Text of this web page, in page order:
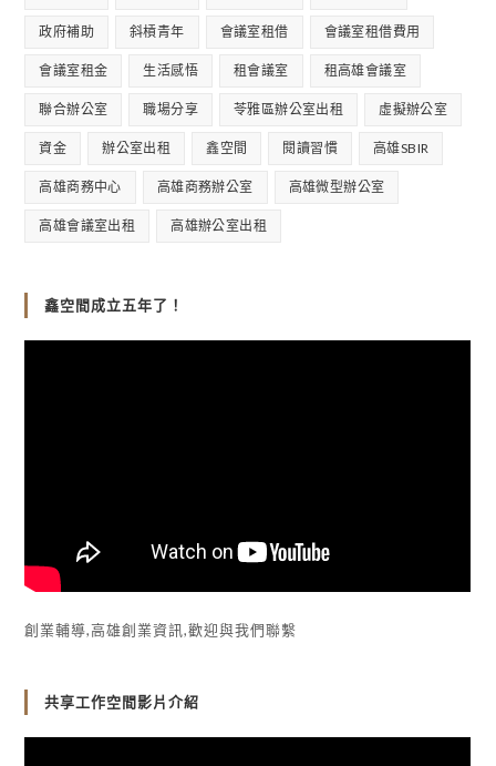
政府補助 斜槓青年 會議室租借 會議室租借費用
會議室租金 生活感悟 租會議室 租高雄會議室
聯合辦公室 職場分享 苓雅區辦公室出租 虛擬辦公室
資金 辦公室出租 鑫空間 閱讀習慣 高雄SBIR
高雄商務中心 高雄商務辦公室 高雄微型辦公室
高雄會議室出租 高雄辦公室出租
鑫空間成立五年了！
創業輔導,高雄創業資訊,歡迎與我們聯繫
共享工作空間影片介紹